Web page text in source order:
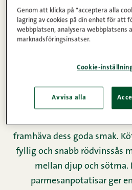
Genom att klicka på "acceptera alla
lagring av cookies på din enhet för att
webbplatsen, analysera webbplatsens
marknadsföringsinsatser.
Cookie-
Avvisa alla